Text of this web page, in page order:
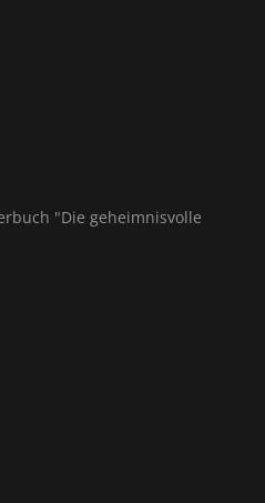
"Die geheimnisvolle